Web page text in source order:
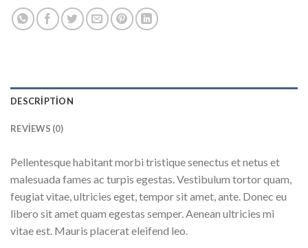
DESCRIPTION
REVIEWS (0)
Pellentesque habitant morbi tristique senectus et netus et
malesuada fames ac turpis egestas. Vestibulum tortor quam,
feugiat vitae, ultricies eget, tempor sit amet, ante. Donec eu
libero sit amet quam egestas semper. Aenean ultricies mi
vitae est. Mauris placerat eleifend leo.